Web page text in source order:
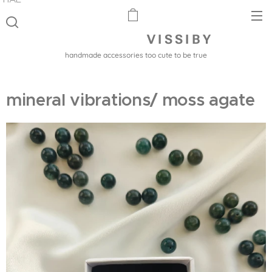
V I S S I B Y
handmade accessories too cute to be true
mineral vibrations/ moss agate